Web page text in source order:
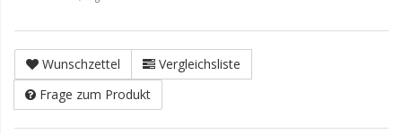
Wunschzettel
Vergleichsliste
Frage zum Produkt